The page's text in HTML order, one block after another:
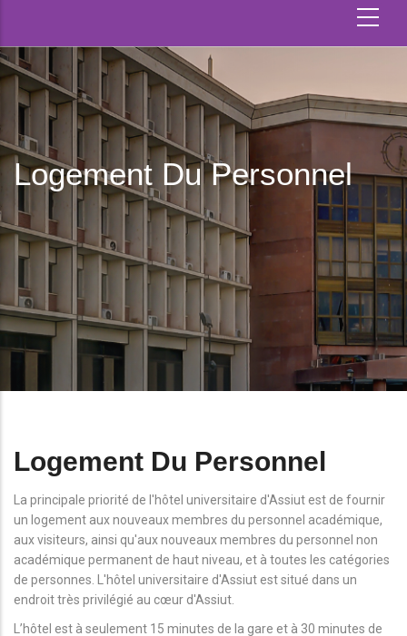
Logement Du Personnel
Logement Du Personnel
La principale priorité de l'hôtel universitaire d'Assiut est de fournir
un logement aux nouveaux membres du personnel académique,
aux visiteurs, ainsi qu'aux nouveaux membres du personnel non
académique permanent de haut niveau, et à toutes les catégories
de personnes. L'hôtel universitaire d'Assiut est situé dans un
endroit très privilégié au cœur d'Assiut.
L’hôtel est à seulement 15 minutes de la gare et à 30 minutes de